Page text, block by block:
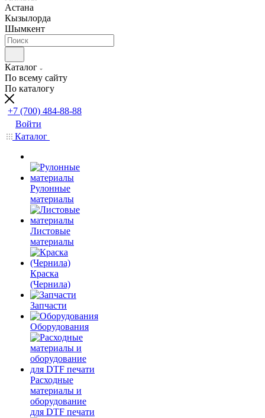
Астана
Кызылорда
Шымкент
Каталог
По всему сайту
По каталогу
+7 (700) 484-88-88
Войти
Каталог
Рулонные
материалы
Листовые
материалы
Краска
(Чернила)
Запчасти
Оборудования
Расходные
материалы и
оборудование
для DTF печати